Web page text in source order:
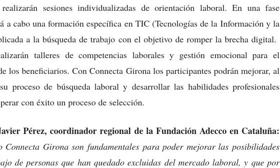
sesiones individualizadas de orientación laboral. En una fase
a cabo una formación específica en TIC (Tecnologías de la Información y la
a la búsqueda de trabajo con el objetivo de romper la brecha digital.
talleres de competencias laborales y gestión emocional para el
los beneficiarios. Con Connecta Girona los participantes podrán mejorar, al
proceso de búsqueda laboral y desarrollar las habilidades profesionales
con éxito un proceso de selección.
Pérez, coordinador regional de la Fundación Adecco en Cataluña:
Connecta Girona son fundamentales para poder mejorar las posibilidades
de personas que han quedado excluidas del mercado laboral, y que por